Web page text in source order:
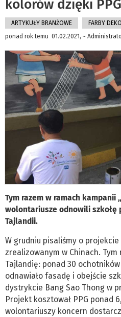
kolorów dzięki PPG
ARTYKUŁY BRANŻOWE
FARBY
ponad rok temu 01.02.2021, ~
Tym razem w ramach kampanii
wolontariusze odnowili
Tajlandii.
W grudniu pisaliśmy o
zrealizowanym w Chinach. Tym
Tajlandię: ponad 30
odnawiało fasadę i obejście
dystrykcie Bang Sao Thong w
Projekt kosztował PPG ponad
wolontariuszy koncern